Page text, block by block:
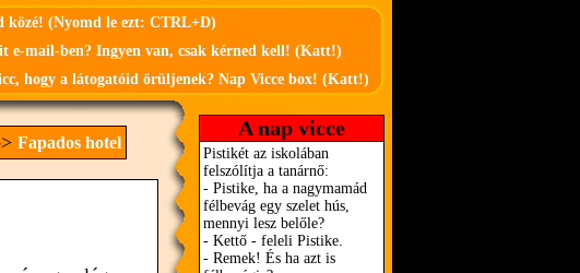
közé! (Nyomd le ezt: CTRL+D)
e-mail-ben? Ingyen van, csak kérned kell! (Katt!)
hogy a látogatóid örüljenek? Nap Vicce box! (Katt!)
Fapados hotel
A nap vicce